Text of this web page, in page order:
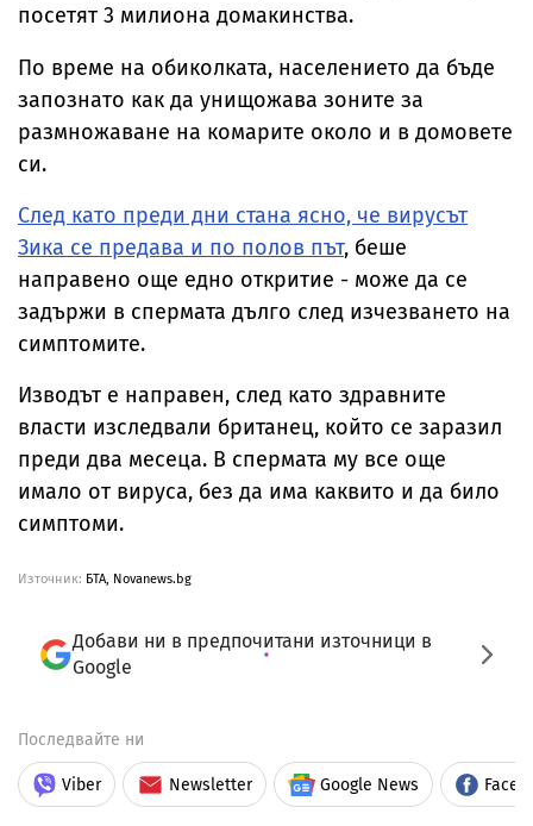
посетят 3 милиона домакинства.
По време на обиколката, населението да бъде
запознато как да унищожава зоните за
размножаване на комарите около и в домовете
си.
След като преди дни стана ясно, че вирусът
Зика се предава и по полов път, беше
направено още едно откритие - може да се
задържи в спермата дълго след изчезването на
симптомите.
Изводът е направен, след като здравните
власти изследвали британец, който се заразил
преди два месеца. В спермата му все още
имало от вируса, без да има каквито и да било
симптоми.
Източник: БТА, Novanews.bg
Добави ни в предпочитани източници в
Google
Последвайте ни
Viber Newsletter Google News